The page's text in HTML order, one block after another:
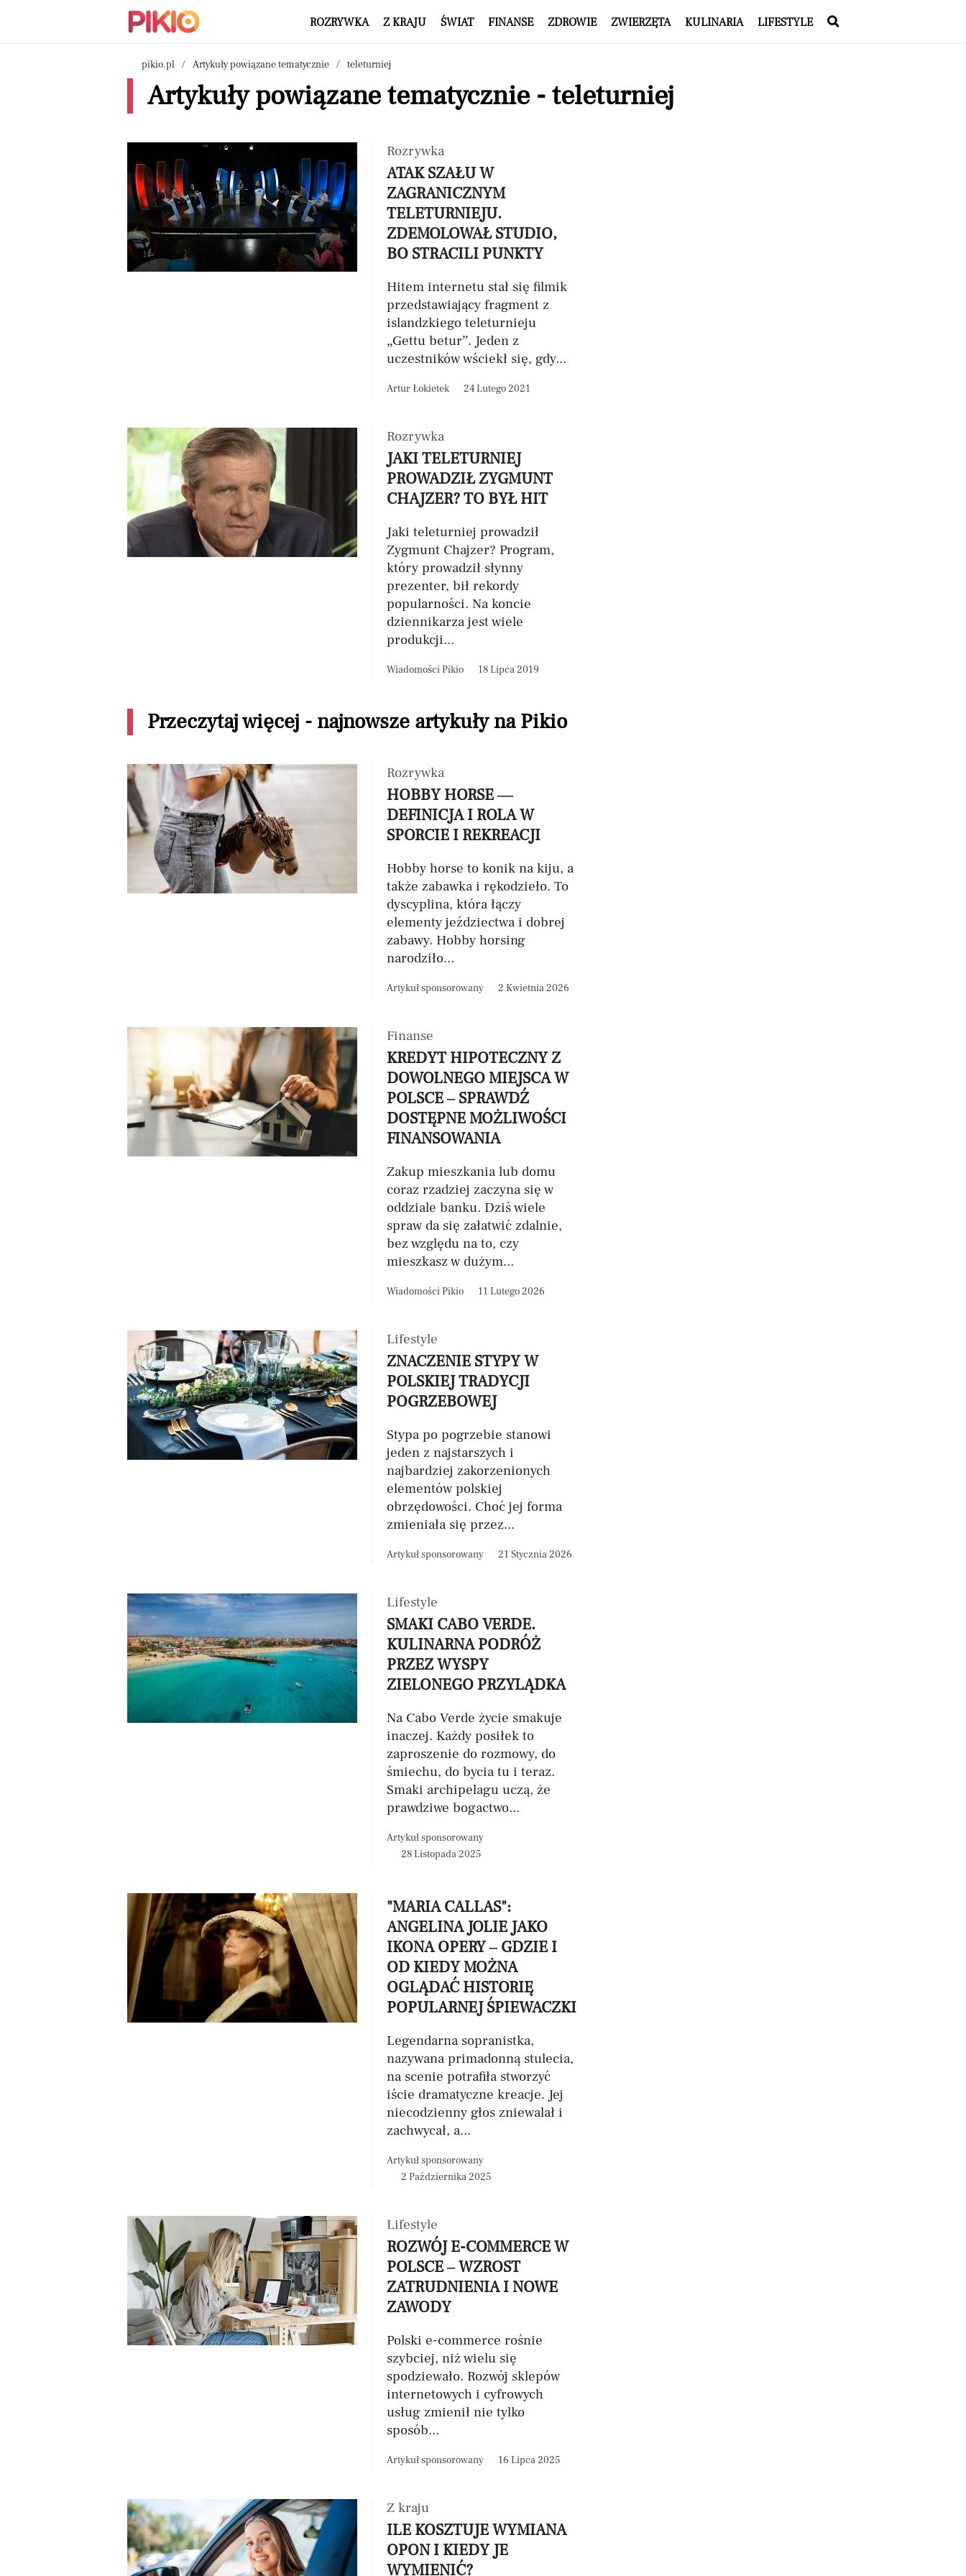
ROZRYWKA Z KRAJU ŚWIAT FINANSE ZDROWIE ZWIERZĘTA KULINARIA LIFESTYLE
pikio.pl Artykuły powiązane tematycznie teleturniej
Artykuły powiązane tematycznie - teleturniej
Rozrywka
ATAK SZAŁU W
ZAGRANICZNYM
TELETURNIEJU.
ZDEMOLOWAŁ STUDIO,
BO STRACILI PUNKTY
Hitem internetu stał się filmik
przedstawiający fragment z
islandzkiego teleturnieju
„Gettu betur”. Jeden z
uczestników wściekł się, gdy...
Artur Łokietek 24 Lutego 2021
Rozrywka
JAKI TELETURNIEJ
PROWADZIŁ ZYGMUNT
CHAJZER? TO BYŁ HIT
Jaki teleturniej prowadził
Zygmunt Chajzer? Program,
który prowadził słynny
prezenter, bił rekordy
popularności. Na koncie
dziennikarza jest wiele
produkcji...
Wiadomości Pikio 18 Lipca 2019
Przeczytaj więcej - najnowsze artykuły na Pikio
Rozrywka
HOBBY HORSE —
DEFINICJA I ROLA W
SPORCIE I REKREACJI
Hobby horse to konik na kiju, a
także zabawka i rękodzieło. To
dyscyplina, która łączy
elementy jeździectwa i dobrej
zabawy. Hobby horsing
narodziło...
Artykuł sponsorowany 2 Kwietnia 2026
Finanse
KREDYT HIPOTECZNY Z
DOWOLNEGO MIEJSCA W
POLSCE – SPRAWDŹ
DOSTĘPNE MOŻLIWOŚCI
FINANSOWANIA
Zakup mieszkania lub domu
coraz rzadziej zaczyna się w
oddziale banku. Dziś wiele
spraw da się załatwić zdalnie,
bez względu na to, czy
mieszkasz w dużym...
Wiadomości Pikio 11 Lutego 2026
Lifestyle
ZNACZENIE STYPY W
POLSKIEJ TRADYCJI
POGRZEBOWEJ
Stypa po pogrzebie stanowi
jeden z najstarszych i
najbardziej zakorzenionych
elementów polskiej
obrzędowości. Choć jej forma
zmieniała się przez...
Artykuł sponsorowany 21 Stycznia 2026
Lifestyle
SMAKI CABO VERDE.
KULINARNA PODRÓŻ
PRZEZ WYSPY
ZIELONEGO PRZYLĄDKA
Na Cabo Verde życie smakuje
inaczej. Każdy posiłek to
zaproszenie do rozmowy, do
śmiechu, do bycia tu i teraz.
Smaki archipelagu uczą, że
prawdziwe bogactwo...
Artykuł sponsorowany
28 Listopada 2025
"MARIA CALLAS":
ANGELINA JOLIE JAKO
IKONA OPERY – GDZIE I
OD KIEDY MOŻNA
OGLĄDAĆ HISTORIĘ
POPULARNEJ ŚPIEWACZKI
Legendarna sopranistka,
nazywana primadonną stulecia,
na scenie potrafiła stworzyć
iście dramatyczne kreacje. Jej
niecodzienny głos zniewalał i
zachwycał, a...
Artykuł sponsorowany
2 Października 2025
Lifestyle
ROZWÓJ E-COMMERCE W
POLSCE – WZROST
ZATRUDNIENIA I NOWE
ZAWODY
Polski e-commerce rośnie
szybciej, niż wielu się
spodziewało. Rozwój sklepów
internetowych i cyfrowych
usług zmienił nie tylko
sposób...
Artykuł sponsorowany 16 Lipca 2025
Z kraju
ILE KOSZTUJE WYMIANA
OPON I KIEDY JE
WYMIENIĆ?